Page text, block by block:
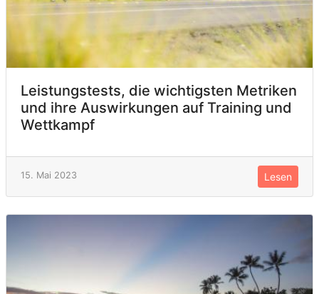
Leistungstests, die wichtigsten Metriken
und ihre Auswirkungen auf Training und
Wettkampf
15. Mai 2023 Lesen